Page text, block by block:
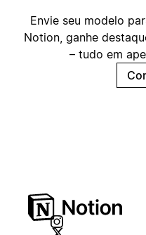
Envie seu modelo
Notion, ganhe
– tudo em